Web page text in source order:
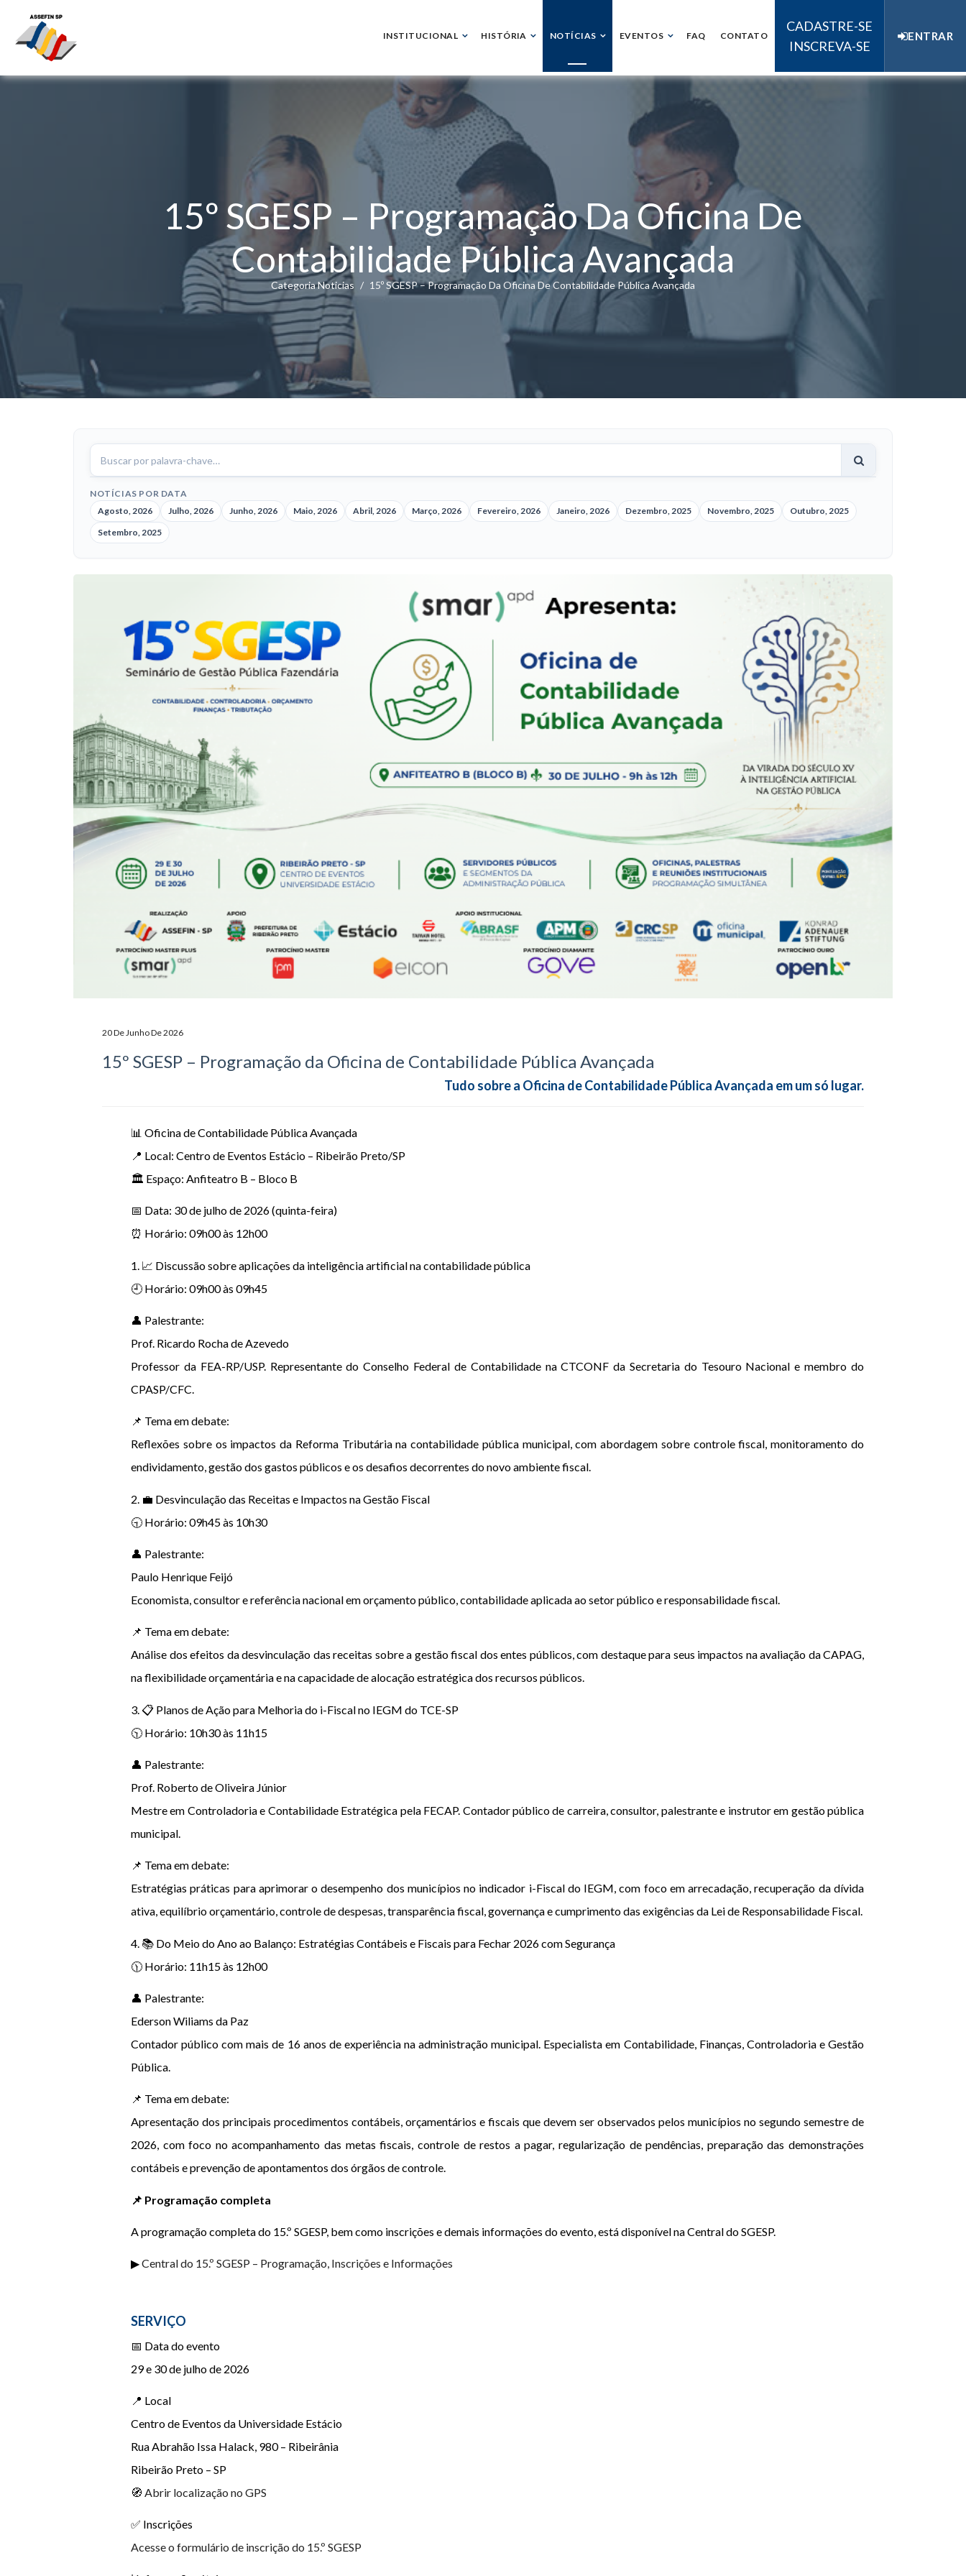
INSTITUCIONAL HISTÓRIA NOTÍCIAS EVENTOS FAQ CONTATO
CADASTRE-SE
INSCREVA-SE
ENTRAR
15º SGESP – Programação Da Oficina De
Contabilidade Pública Avançada
Categoria Noticias 15º SGESP – Programação Da Oficina De Contabilidade Pública Avançada
Buscar
notícias
NOTÍCIAS POR DATA
Agosto, 2026
Julho, 2026 Junho, 2026 Maio, 2026 Abril, 2026 Março, 2026 Fevereiro, 2026 Janeiro, 2026 Dezembro, 2025 Novembro, 2025
Outubro, 2025
Setembro, 2025
20 De Junho De 2026
15º SGESP – Programação da Oficina de Contabilidade Pública Avançada
Tudo sobre a Oficina de Contabilidade Pública Avançada em um só lugar.
📊 Oficina de Contabilidade Pública Avançada
📍 Local: Centro de Eventos Estácio – Ribeirão Preto/SP
🏛 Espaço: Anfiteatro B – Bloco B
📅 Data: 30 de julho de 2026 (quinta-feira)
⏰ Horário: 09h00 às 12h00
1. 📈 Discussão sobre aplicações da inteligência artificial na contabilidade pública
🕘 Horário: 09h00 às 09h45
👤 Palestrante:
Prof. Ricardo Rocha de Azevedo
Professor da FEA-RP/USP. Representante do Conselho Federal de Contabilidade na CTCONF da Secretaria do Tesouro Nacional e membro do
CPASP/CFC.
📌 Tema em debate:
Reflexões sobre os impactos da Reforma Tributária na contabilidade pública municipal, com abordagem sobre controle fiscal, monitoramento do
endividamento, gestão dos gastos públicos e os desafios decorrentes do novo ambiente fiscal.
2. 💼 Desvinculação das Receitas e Impactos na Gestão Fiscal
🕤 Horário: 09h45 às 10h30
👤 Palestrante:
Paulo Henrique Feijó
Economista, consultor e referência nacional em orçamento público, contabilidade aplicada ao setor público e responsabilidade fiscal.
📌 Tema em debate:
Análise dos efeitos da desvinculação das receitas sobre a gestão fiscal dos entes públicos, com destaque para seus impactos na avaliação da CAPAG,
na flexibilidade orçamentária e na capacidade de alocação estratégica dos recursos públicos.
3. 📋 Planos de Ação para Melhoria do i-Fiscal no IEGM do TCE-SP
🕥 Horário: 10h30 às 11h15
👤 Palestrante:
Prof. Roberto de Oliveira Júnior
Mestre em Controladoria e Contabilidade Estratégica pela FECAP. Contador público de carreira, consultor, palestrante e instrutor em gestão pública
municipal.
📌 Tema em debate:
Estratégias práticas para aprimorar o desempenho dos municípios no indicador i-Fiscal do IEGM, com foco em arrecadação, recuperação da dívida
ativa, equilíbrio orçamentário, controle de despesas, transparência fiscal, governança e cumprimento das exigências da Lei de Responsabilidade Fiscal.
4. 📚 Do Meio do Ano ao Balanço: Estratégias Contábeis e Fiscais para Fechar 2026 com Segurança
🕦 Horário: 11h15 às 12h00
👤 Palestrante:
Ederson Wiliams da Paz
Contador público com mais de 16 anos de experiência na administração municipal. Especialista em Contabilidade, Finanças, Controladoria e Gestão
Pública.
📌 Tema em debate:
Apresentação dos principais procedimentos contábeis, orçamentários e fiscais que devem ser observados pelos municípios no segundo semestre de
2026, com foco no acompanhamento das metas fiscais, controle de restos a pagar, regularização de pendências, preparação das demonstrações
contábeis e prevenção de apontamentos dos órgãos de controle.
📌 Programação completa
A programação completa do 15.º SGESP, bem como inscrições e demais informações do evento, está disponível na Central do SGESP.
▶Central do 15.º SGESP – Programação, Inscrições e Informações
SERVIÇO
📅 Data do evento
29 e 30 de julho de 2026
📍 Local
Centro de Eventos da Universidade Estácio
Rua Abrahão Issa Halack, 980 – Ribeirânia
Ribeirão Preto – SP
🧭 Abrir localização no GPS
✅ Inscrições
Acesse o formulário de inscrição do 15.º SGESP